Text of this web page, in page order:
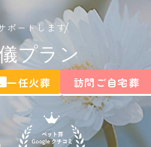
ります。
ポートします
プラン
一任火葬 訪問ご自宅葬